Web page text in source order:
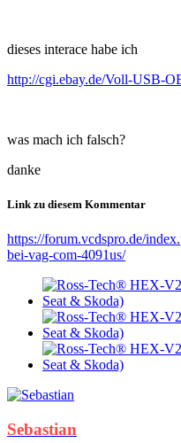
dieses interace habe ich
http://cgi.ebay.de/Voll-USB-
was mach ich falsch?
danke
Link zu diesem Kommentar
https://forum.vcdspro.de/
bei-vag-com-4091us/
Sebastian